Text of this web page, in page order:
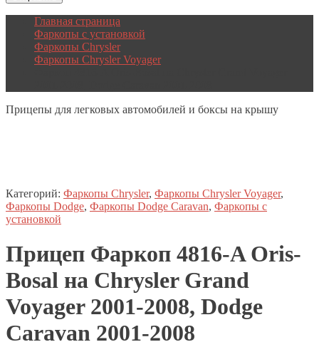
Главная страница
Фаркопы с установкой
Фаркопы Chrysler
Фаркопы Chrysler Voyager
Прицепы для легковых автомобилей и боксы на крышу
Категорий: Фаркопы Chrysler, Фаркопы Chrysler Voyager,
Фаркопы Dodge, Фаркопы Dodge Caravan, Фаркопы с
установкой
Прицеп Фаркоп 4816-A Oris-
Bosal на Chrysler Grand
Voyager 2001-2008, Dodge
Caravan 2001-2008